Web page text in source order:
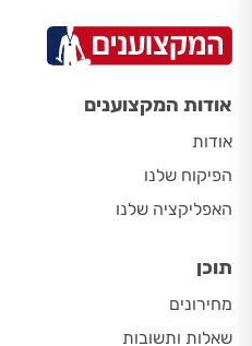
אודות המקצוענים
אודות
הפיקוח שלנו
האפליקציה שלנו
תוכן
מחירונים
שאלות ותשובות